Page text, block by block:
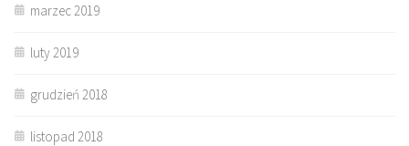
marzec 2019
luty 2019
grudzień 2018
listopad 2018